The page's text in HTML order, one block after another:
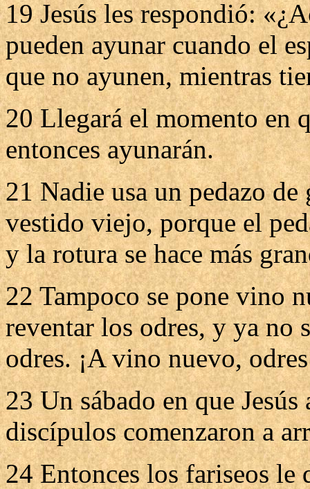
19 Jesús les respondió:
pueden ayunar cuando el
que no ayunen, mientras
20 Llegará el momento en
entonces ayunarán.
21 Nadie usa un pedazo
vestido viejo, porque el
y la rotura se hace más
22 Tampoco se pone vino
reventar los odres, y ya no
odres. ¡A vino nuevo,
23 Un sábado en que Jesús
discípulos comenzaron a
24 Entonces los fariseos